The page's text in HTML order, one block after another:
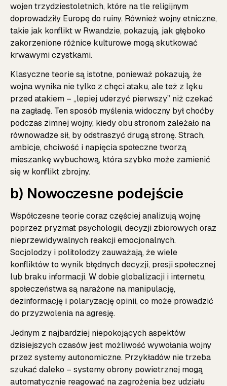
wojen trzydziestoletnich, które na tle religijnym
doprowadziły Europę do ruiny. Również wojny etniczne,
takie jak konflikt w Rwandzie, pokazują, jak głęboko
zakorzenione różnice kulturowe mogą skutkować
krwawymi czystkami.
Klasyczne teorie są istotne, ponieważ pokazują, że
wojna wynika nie tylko z chęci ataku, ale też z lęku
przed atakiem – „lepiej uderzyć pierwszy” niż czekać
na zagładę. Ten sposób myślenia widoczny był choćby
podczas zimnej wojny, kiedy obu stronom zależało na
równowadze sił, by odstraszyć drugą stronę. Strach,
ambicje, chciwość i napięcia społeczne tworzą
mieszankę wybuchową, która szybko może zamienić
się w konflikt zbrojny.
b) Nowoczesne podejście
Współczesne teorie coraz częściej analizują wojnę
poprzez pryzmat psychologii, decyzji zbiorowych oraz
nieprzewidywalnych reakcji emocjonalnych.
Socjolodzy i politolodzy zauważają, że wiele
konfliktów to wynik błędnych decyzji, presji społecznej
lub braku informacji. W dobie globalizacji i internetu,
społeczeństwa są narażone na manipulację,
dezinformację i polaryzację opinii, co może prowadzić
do przyzwolenia na agresję.
Jednym z najbardziej niepokojących aspektów
dzisiejszych czasów jest możliwość wywołania wojny
przez systemy autonomiczne. Przykładów nie trzeba
szukać daleko – systemy obrony powietrznej mogą
automatycznie reagować na zagrożenia bez udziału